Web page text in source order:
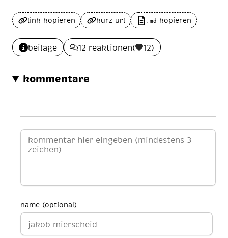
link kopieren kurz url .md kopieren
beilage 12 reaktionen( 12)
kommentare
name (optional)